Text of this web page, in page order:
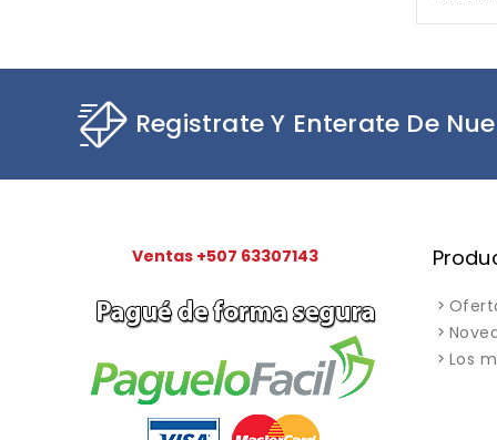
Registrate Y Enterate De
Ventas +507 63307143
Los